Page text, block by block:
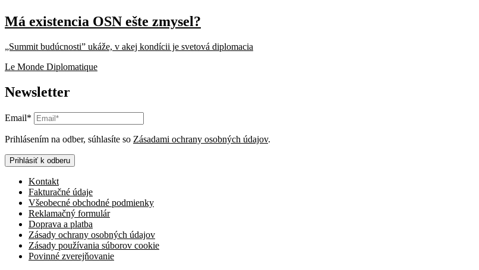
Má existencia OSN ešte zmysel?
„Summit budúcnosti” ukáže, v akej kondícii je svetová diplomacia
Le Monde Diplomatique
Newsletter
Email*
Prihlásením na odber, súhlasíte so Zásadami ochrany osobných údajov.
Prihlásiť k odberu
Kontakt
Fakturačné údaje
Všeobecné obchodné podmienky
Reklamačný formulár
Doprava a platba
Zásady ochrany osobných údajov
Zásady používania súborov cookie
Povinné zverejňovanie